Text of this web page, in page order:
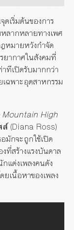
ดเริ่มต้นของการ
ลากหลายทางเพศ
หมายหวังกำจัด
ยากาศในสังคมที่
ทีเปิดรับมากกว่า
ฉพาะอุตสาหกรรม
Mountain High
ส์(Diana Ross)
อมักจะถูกใช้เปิด
ที่สร้างแรงบันดาล
แต่งเพลงคนดัง
ยเนื้อหาของเพลง